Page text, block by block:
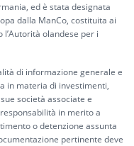
ed è stata designata
dalla ManCo, costituita ai
olandese per i
di informazione generale e
in materia di investimenti,
società associate e
in merito a
o detenzione assunta
pertinente deve